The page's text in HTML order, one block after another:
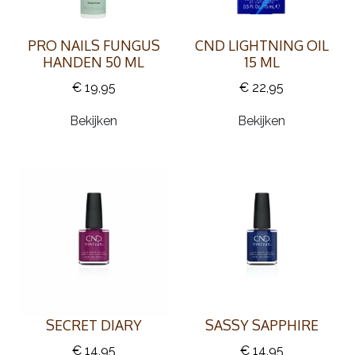
PRO NAILS FUNGUS
HANDEN 50 ML
€ 19,95
Bekijken
CND LIGHTNING OIL
15 ML
€ 22,95
Bekijken
SECRET DIARY
€ 14,95
SASSY SAPPHIRE
€ 14,95